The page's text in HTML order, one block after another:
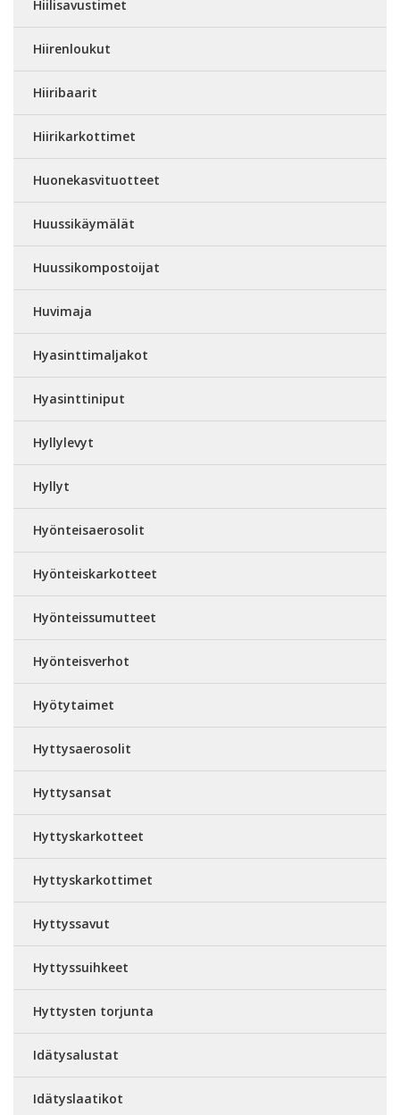
Hiilisavustimet
Hiirenloukut
Hiiribaarit
Hiirikarkottimet
Huonekasvituotteet
Huussikäymälät
Huussikompostoijat
Huvimaja
Hyasinttimaljakot
Hyasinttiniput
Hyllylevyt
Hyllyt
Hyönteisaerosolit
Hyönteiskarkotteet
Hyönteissumutteet
Hyönteisverhot
Hyötytaimet
Hyttysaerosolit
Hyttysansat
Hyttyskarkotteet
Hyttyskarkottimet
Hyttyssavut
Hyttyssuihkeet
Hyttysten torjunta
Idätysalustat
Idätyslaatikot